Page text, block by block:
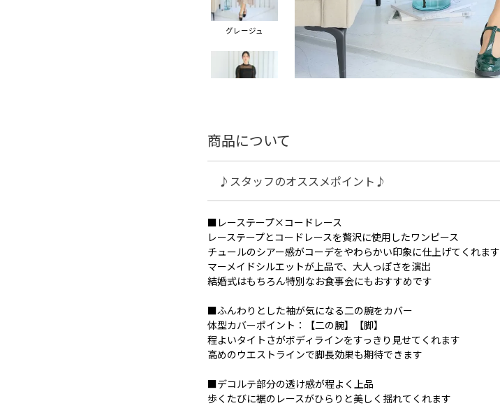
グレージュ
商品について
♪スタッフのオススメポイント♪
■レーステープ×コードレース
レーステープとコードレースを贅沢に使用したワンピース
チュールのシアー感がコーデをやわらかい印象に仕上げてくれます
マーメイドシルエットが上品で、大人っぽさを演出
結婚式はもちろん特別なお食事会にもおすすめです
■ふんわりとした袖が気になる二の腕をカバー
体型カバーポイント：【二の腕】【脚】
程よいタイトさがボディラインをすっきり見せてくれます
高めのウエストラインで脚長効果も期待できます
■デコルテ部分の透け感が程よく上品
歩くたびに裾のレースがひらりと美しく揺れてくれます